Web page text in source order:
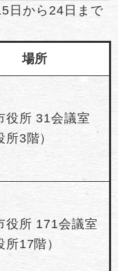
日から24日まで
場所
役所 31会議室
所3階）
役所 171会議室
所17階）